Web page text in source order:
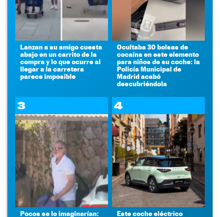
Lanzan a su amigo cuesta
abajo en un carrito de la
compra y lo que ocurre al
llegar a la carretera
parece imposible
Ocultaba 30 bolsas de
cocaína en este elemento
para niños de su coche: la
Policía Municipal de
Madrid acabó
descubriéndola
3
Pocos se lo imaginarían:
4
Este coche eléctrico